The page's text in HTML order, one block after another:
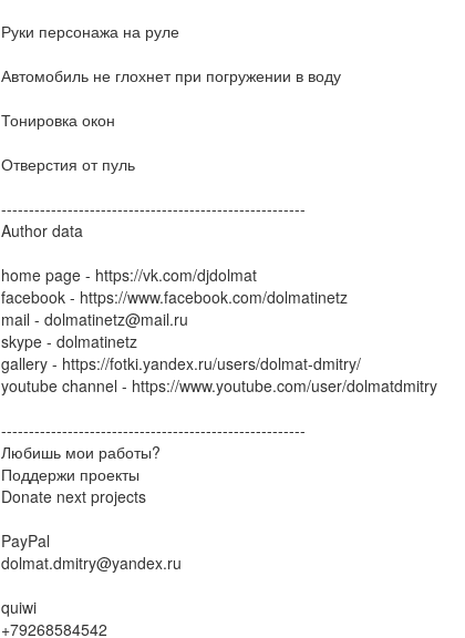
Руки персонажа на руле
Автомобиль не глохнет при погружении в воду
Тонировка окон
Отверстия от пуль
-------------------------------------------------------
Author data
home page - https://vk.com/djdolmat
facebook - https://www.facebook.com/dolmatinetz
mail - dolmatinetz@mail.ru
skype - dolmatinetz
gallery - https://fotki.yandex.ru/users/dolmat-dmitry/
youtube channel - https://www.youtube.com/user/dolmatdmitry
-------------------------------------------------------
Любишь мои работы?
Поддержи проекты
Donate next projects
PayPal
dolmat.dmitry@yandex.ru
quiwi
+79268584542